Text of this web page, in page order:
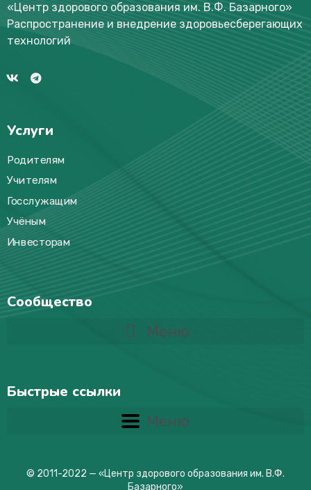
«Центр здорового образования им. В.Ф. Базарного»
Распространение и внедрение здоровьесберегающих
технологий
Услуги
Родителям
Учителям
Госслужащим
Учёным
Инвесторам
Сообщество
Меню
Быстрые ссылки
Меню
© 2011-2022 — «Центр здорового образования им. В.Ф.
Базарного»